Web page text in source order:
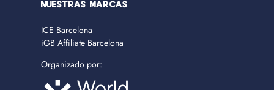
NUESTRAS MARCAS
ICE Barcelona
iGB Affiliate Barcelona
Organizado por: